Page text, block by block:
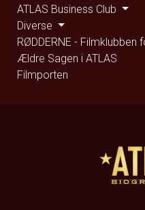
ATLAS Business Club
Diverse
RØDDERNE - Filmklubben
Ældre Sagen i ATLAS
Filmporten